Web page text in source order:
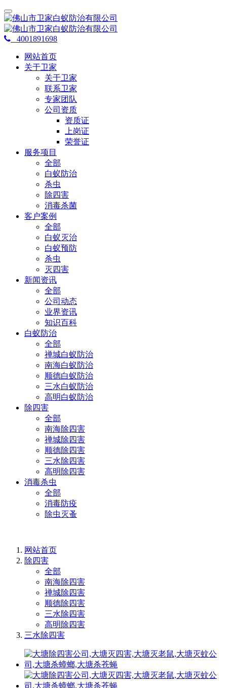
4001891698
网站首页
关于卫家
关于卫家
联系卫家
专家团队
公司资质
资质证
上岗证
荣誉证
服务项目
全部
白蚁防治
杀虫
除四害
消毒杀菌
客户案例
全部
白蚁灭治
白蚁预防
杀虫
灭四害
新闻资讯
全部
公司动态
业界资讯
知识百科
白蚁防治
全部
禅城白蚁防治
南海白蚁防治
顺德白蚁防治
三水白蚁防治
高明白蚁防治
除四害
全部
南海除四害
禅城除四害
顺德除四害
三水除四害
高明除四害
消毒杀虫
全部
消毒防疫
除虫灭蚤
网站首页
除四害
全部
南海除四害
禅城除四害
顺德除四害
三水除四害
高明除四害
三水除四害